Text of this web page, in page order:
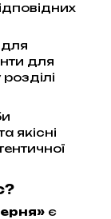
для
якісні
є